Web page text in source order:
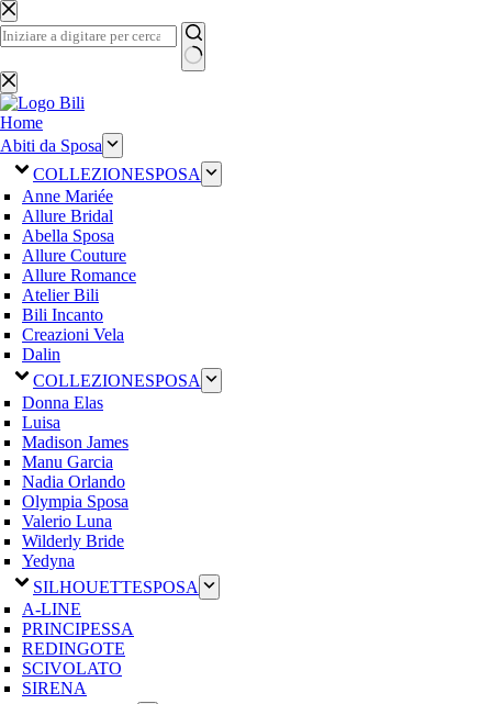
Salta
al
contenuto
Nessun
risultato
Home
Abiti da Sposa
COLLEZIONESPOSA
Anne Mariée
Allure Bridal
Abella Sposa
Allure Couture
Allure Romance
Atelier Bili
Bili Incanto
Creazioni Vela
Dalin
COLLEZIONESPOSA
Donna Elas
Luisa
Madison James
Manu Garcia
Nadia Orlando
Olympia Sposa
Valerio Luna
Wilderly Bride
Yedyna
SILHOUETTESPOSA
A-LINE
PRINCIPESSA
REDINGOTE
SCIVOLATO
SIRENA